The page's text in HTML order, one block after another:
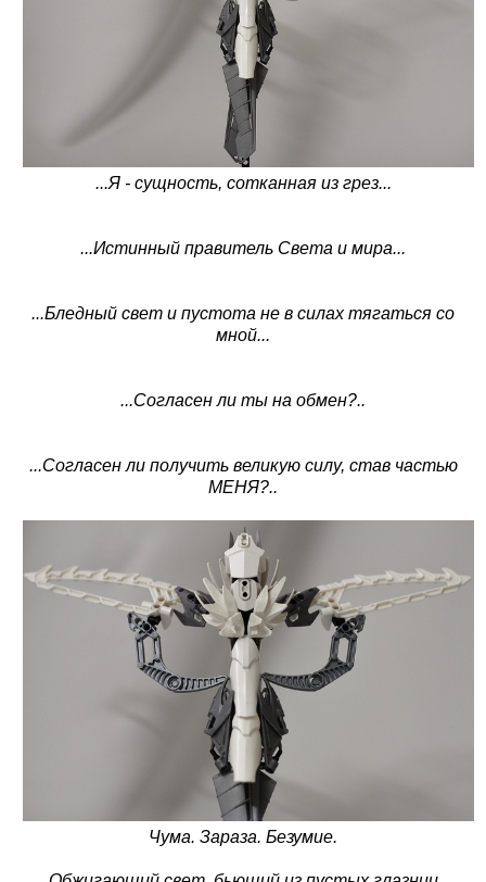
...Я - сущность, сотканная из грез...
...Истинный правитель Света и мира...
...Бледный свет и пустота не в силах тягаться со
мной...
...Согласен ли ты на обмен?..
...Согласен ли получить великую силу, став частью
МЕНЯ?..
Чума. Зараза. Безумие.